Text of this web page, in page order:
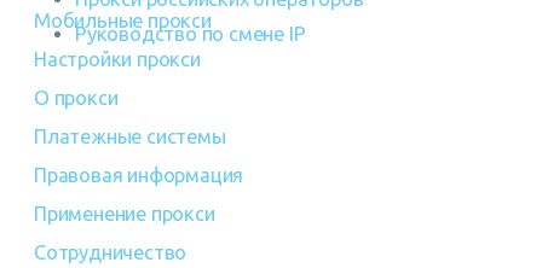
Руководство по смене IP
Мобильные прокси
Настройки прокси
О прокси
Платежные системы
Правовая информация
Применение прокси
Сотрудничество